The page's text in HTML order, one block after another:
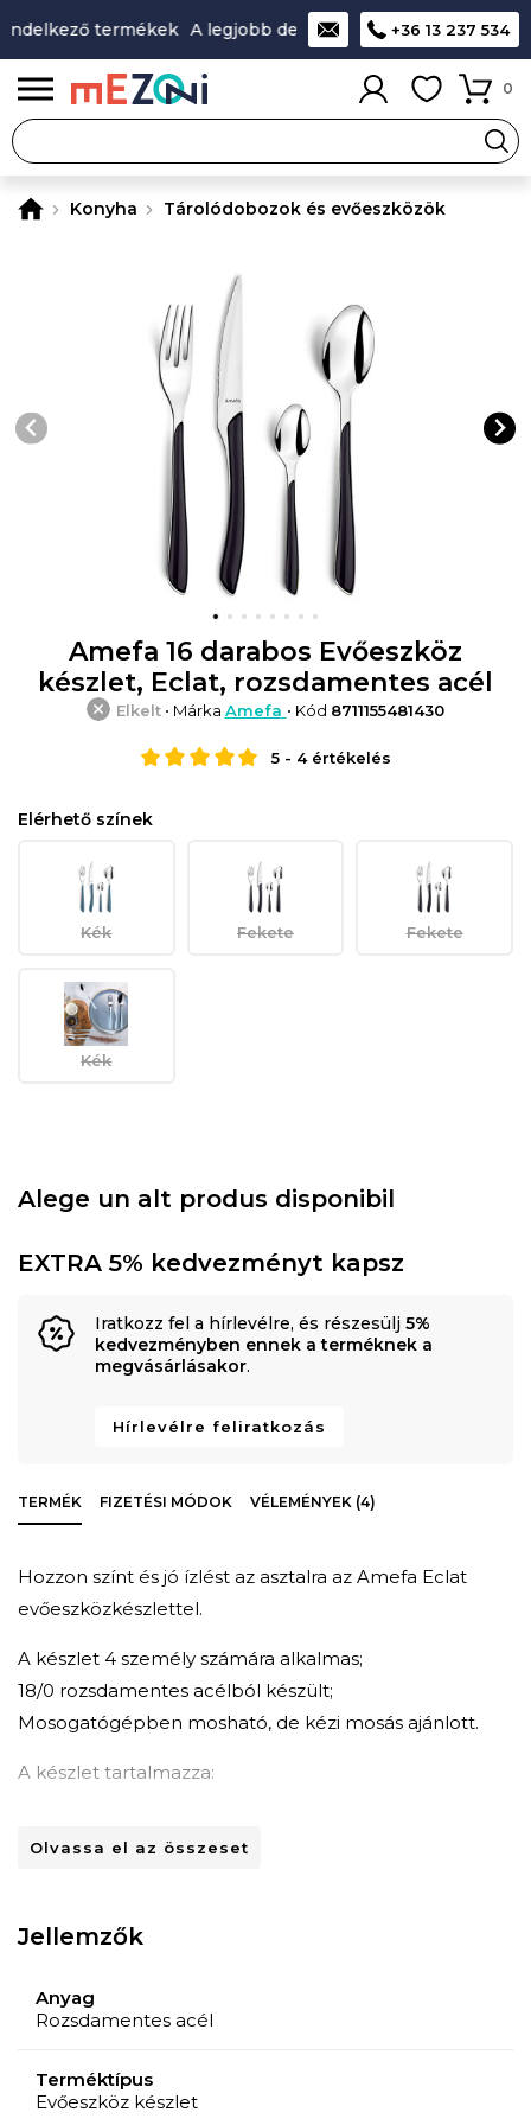
termékek A legjobb design-minőség-ár aránnyal
+36 13 237 534
0
Konyha Tárolódobozok és evőeszközök
Amefa 16 darabos Evőeszköz
készlet, Eclat, rozsdamentes acél
Elkelt• Márka Amefa • Kód 8711155481430
5- 4értékelés
Elérhető színek
Kék Fekete Fekete
Kék
Alege un alt produs disponibil
EXTRA 5% kedvezményt kapsz
Iratkozz fel a hírlevélre, és részesülj 5%
kedvezményben ennek a terméknek a
megvásárlásakor.
Hírlevélre feliratkozás
TERMÉK FIZETÉSI MÓDOK VÉLEMÉNYEK (4)
Hozzon színt és jó ízlést az asztalra az Amefa Eclat
evőeszközkészlettel.
A készlet 4 személy számára alkalmas;
18/0 rozsdamentes acélból készült;
Mosogatógépben mosható, de kézi mosás ajánlott.
A készlet tartalmazza:
4 villa;
Villa-/kanalnyél vastagsága: 2,0 mm.
Az Amefa evőeszközökkel élvezheti a jó ételeket!
Olvassa el az összeset
Jellemzők
Anyag
Rozsdamentes acél
Terméktípus
Evőeszköz készlet